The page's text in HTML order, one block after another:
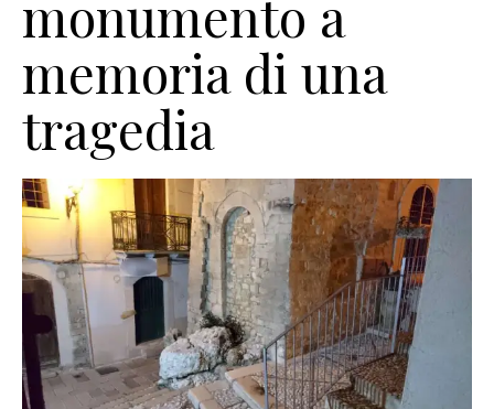
monumento a
memoria di una
tragedia